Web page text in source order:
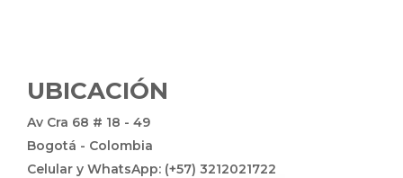
UBICACIÓN
Av Cra 68 # 18 - 49
Bogotá - Colombia
Celular y WhatsApp: (+57) 3212021722